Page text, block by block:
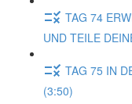
TAG 74
UND TEILE
TAG 75 IN
(3:50)